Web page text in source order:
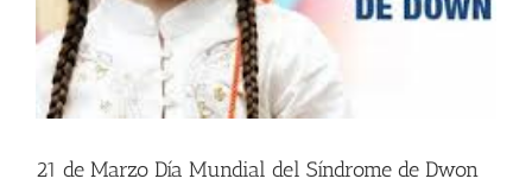
21 de Marzo Día Mundial del Síndrome de Dwon